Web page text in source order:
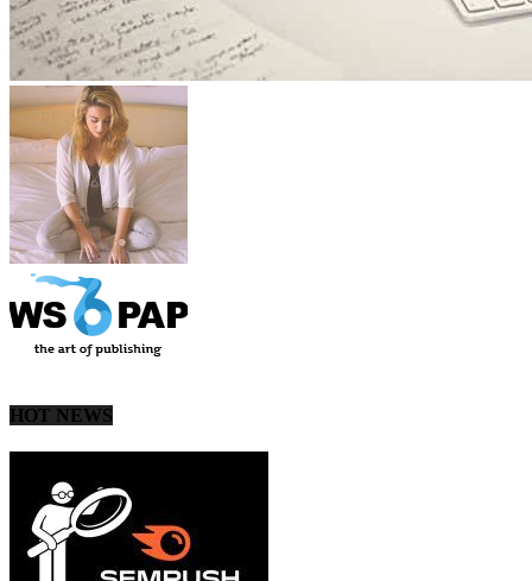
HOT NEWS